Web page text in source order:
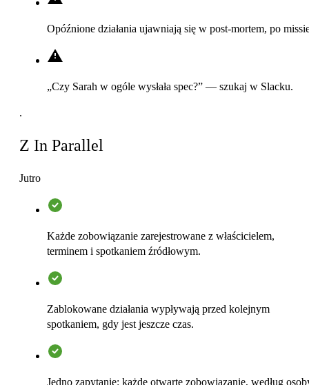
Opóźnione działania ujawniają się w post-mortem, po
„Czy Sarah w ogóle wysłała spec?” — szukaj w Slacku.
.
Z In Parallel
Jutro
Każde zobowiązanie zarejestrowane z właścicielem,
terminem i spotkaniem źródłowym.
Zablokowane działania wypływają przed kolejnym
spotkaniem, gdy jest jeszcze czas.
Jedno zapytanie: każde otwarte zobowiązanie, według